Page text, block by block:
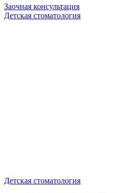
Заочная консультация
Детская стоматология
Детская стоматология